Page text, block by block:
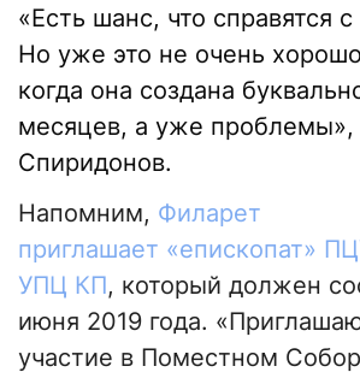
«Есть шанс, что справятся
Но уже это не очень
когда она создана
месяцев, а уже проблемы»,
Спиридонов.
Напомним, Филарет
приглашает «епископат»
УПЦ КП, который должен
июня 2019 года.
участие в Поместном